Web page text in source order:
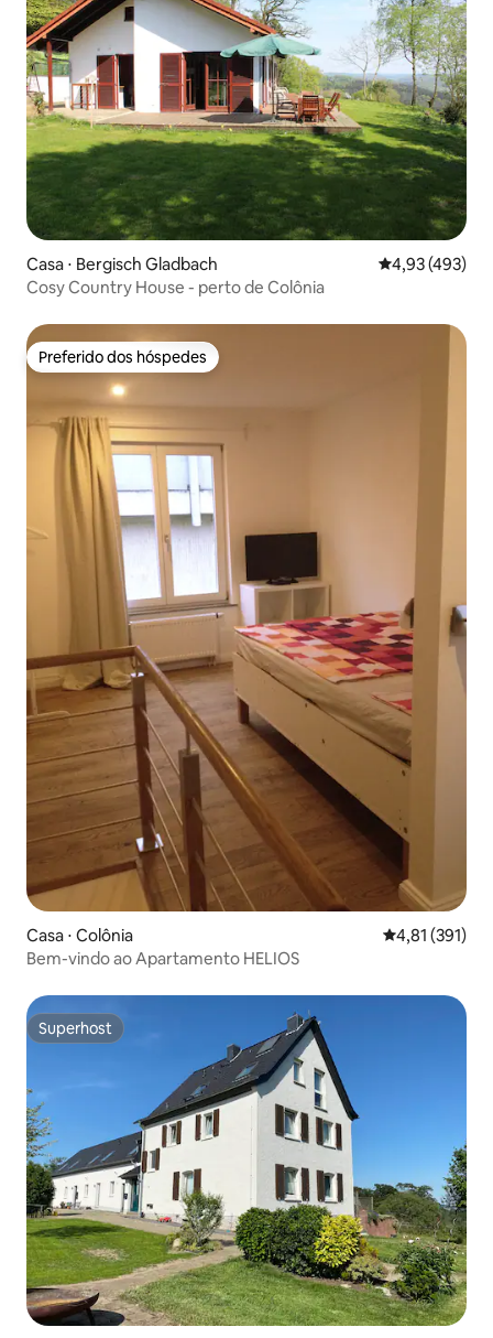
Casa ⋅ Bergisch Gladbach 4,93 de uma
4,93 (493)
Cosy Country House - perto de Colônia
Preferido dos hóspedes
Preferido dos hóspedes
Casa ⋅ Colônia 4,81 de uma
4,81 (391)
Bem-vindo ao Apartamento HELIOS
Superhost
Superhost